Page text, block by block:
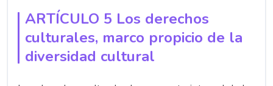
ARTÍCULO 5 Los derechos
culturales, marco propicio de la
diversidad cultural